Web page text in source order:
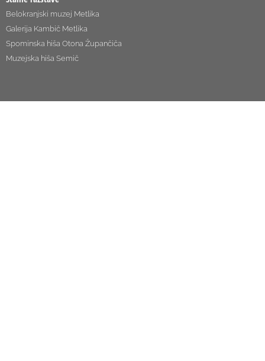
Belokranjski muzej Metlika
Galerija Kambič Metlika
Spominska hiša Otona Župančiča
Muzejska hiša Semič